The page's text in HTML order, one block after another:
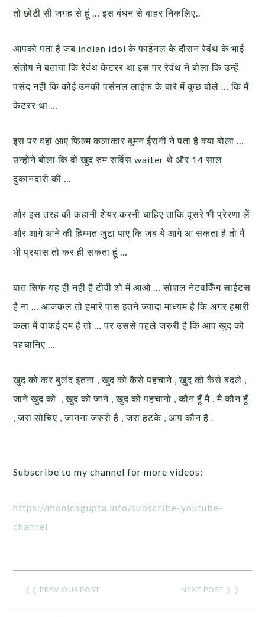
तो छोटी सी जगह से हूं … इस बंधन से बाहर निकलिए..
आपको पता है जब indian idol के फाईनल के दौरान रेवंथ के भाई
संतोष ने बताया कि रेवंथ केटरर था इस पर रेवंथ ने बोला कि उन्हें
पसंद नही कि कोई उनकी पर्सनल लाईफ के बारे में कुछ बोले … कि मैं
केटरर था …
इस पर वहां आए फिल्म कलाकार बूमन ईरानी ने पता है क्या बोला …
उन्होने बोला कि वो खुद रुम सर्विस waiter थे और 14 साल
दुकानदारी की …
और इस तरह की कहानी शेयर करनी चाहिए ताकि दूसरे भी प्रेरणा लें
और आगे आने की हिम्मत जुटा पाए कि जब ये आगे आ सकता है तो मैं
भी प्रयास तो कर ही सकता हूं …
बात सिर्फ यह ही नही है टीवी शो में आओ … सोशल नेटवर्किंग साईटस
है ना … आजकल तो हमारे पास इतने ज्यादा माध्यम है कि अगर हमारी
कला में वाकई दम है तो … पर उससे पहले जरुरी है कि आप खुद को
पहचानिए …
खुद को कर बुलंद इतना , खुद को कैसे पहचाने , खुद को कैसे बदले ,
जाने खुद को , खुद को जाने , खुद को पहचानो , कौन हूँ मैं , मै कौन हूँ
, जरा सोचिए , जानना जरुरी है , जरा हटके , आप कौन हैं .
Subscribe to my channel for more videos:
https://monicagupta.info/subscribe-youtube-
channel
❮❮ PREVIOUS POST NEXT POST ❯ ❯